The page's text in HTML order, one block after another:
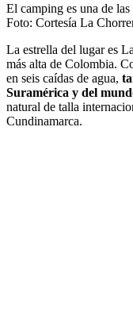
El camping es una de
Foto: Cortesía La
La estrella del lugar es
más alta de Colombia.
en seis caídas de agua,
Suramérica y del
natural de talla
Cundinamarca.